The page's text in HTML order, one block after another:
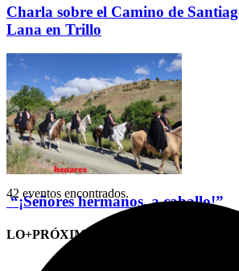
Charla sobre el Camino de
Lana en Trillo
“¡Señores hermanos, a caballo!”
LO+PRÓXIMO (CITAS)
42 eventos encontrados.